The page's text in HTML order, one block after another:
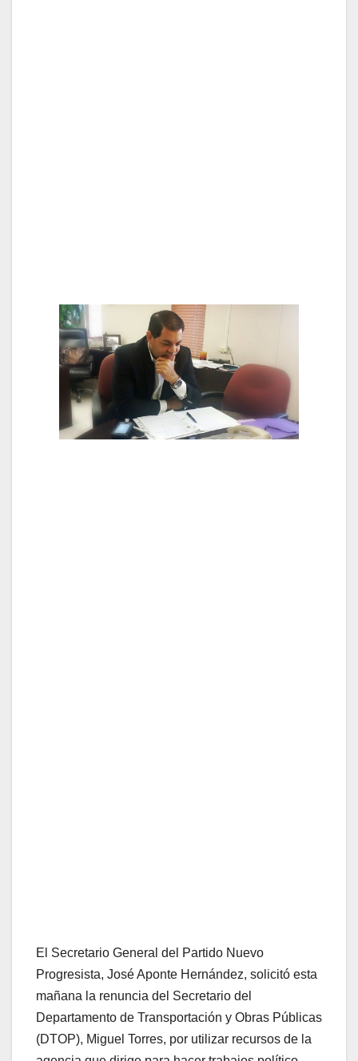
El Secretario General del Partido Nuevo
Progresista, José Aponte Hernández, solicitó esta
mañana la renuncia del Secretario del
Departamento de Transportación y Obras Públicas
(DTOP), Miguel Torres, por utilizar recursos de la